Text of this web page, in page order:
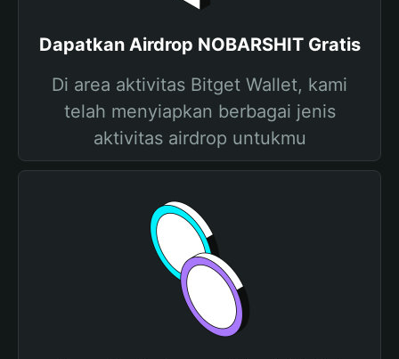
Dapatkan Airdrop NOBARSHIT Gratis
Di area aktivitas Bitget Wallet, kami
telah menyiapkan berbagai jenis
aktivitas airdrop untukmu